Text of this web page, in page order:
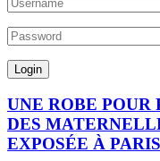
UNE ROBE
DES
EXPOSÉE À PARIS